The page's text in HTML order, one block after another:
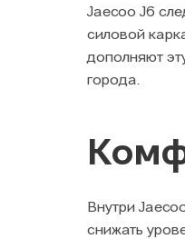
Jaecoo J6
силовой
дополняют
города.
Внутри
снижать